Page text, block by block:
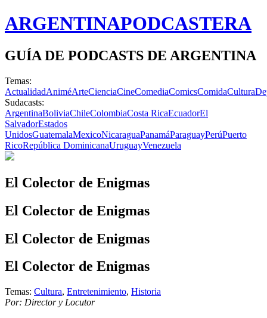
ARGENTINAPODCASTERA
GUÍA DE PODCASTS DE ARGENTINA
Temas:
ActualidadAniméArteCienciaCineComediaComicsComidaCultura
Sudacasts:
ArgentinaBoliviaChileColombiaCosta RicaEcuadorEl
SalvadorEstados
UnidosGuatemalaMexicoNicaraguaPanamáParaguayPerúPuerto
RicoRepública DominicanaUruguayVenezuela
El Colector de Enigmas
El Colector de Enigmas
El Colector de Enigmas
El Colector de Enigmas
Temas: Cultura, Entretenimiento, Historia
Por: Director y Locutor